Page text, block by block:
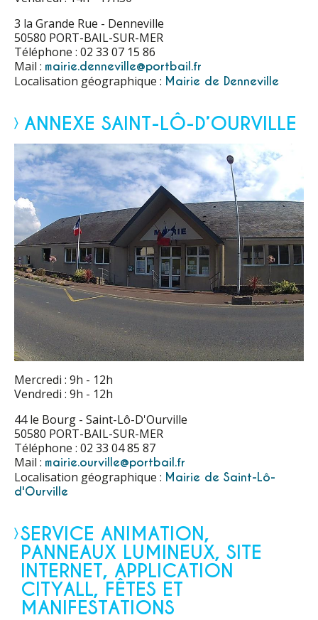
3 la Grande Rue - Denneville
50580 PORT-BAIL-SUR-MER
Téléphone : 02 33 07 15 86
Mail : mairie.denneville@portbail.fr
Localisation géographique : Mairie de Denneville
ANNEXE SAINT-LÔ-D’OURVILLE
Mercredi : 9h - 12h
Vendredi : 9h - 12h
44 le Bourg - Saint-Lô-D'Ourville
50580 PORT-BAIL-SUR-MER
Téléphone : 02 33 04 85 87
Mail : mairie.ourville@portbail.fr
Localisation géographique : Mairie de Saint-Lô-
d'Ourville
SERVICE ANIMATION,
PANNEAUX LUMINEUX, SITE
INTERNET, APPLICATION
CITYALL, FÊTES ET
MANIFESTATIONS